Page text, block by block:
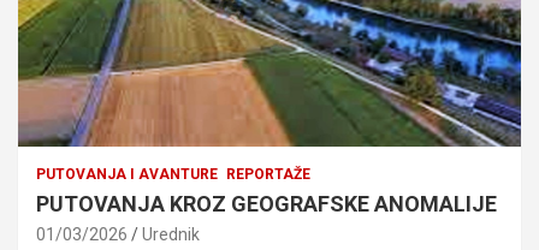
PUTOVANJA I AVANTURE REPORTAŽE
PUTOVANJA KROZ GEOGRAFSKE ANOMALIJE
01/03/2026 Urednik